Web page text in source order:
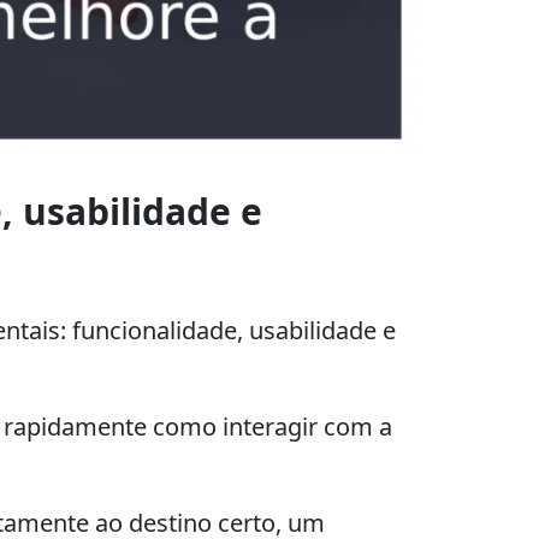
usabilidade e
funcionalidade, usabilidade e
como interagir com a
ao destino certo, um